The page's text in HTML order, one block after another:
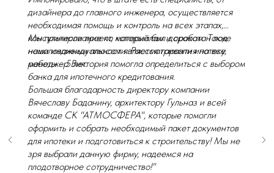
дизайнера до главного инженера, осуществляется
необходимая помощь и контроль на всех этапах,
консультирование по материалам и срокам. Также
немаловажным плюсом является гарантия на все
работы - 5 лет.
Мы принесли проект, который был доработан под
наши индивидуальности. Рассматривали ипотеку,
менеджер Виктория помогла определиться с выбором
банка для ипотечного кредитования.
Большая благодарность директору компании
Вячеславу Баданину, архитектору Гульназ и всей
команде СК "АТМОСФЕРА", которые помогли
оформить и собрать необходимый пакет документов
для ипотеки и подготовиться к строительству! Мы не
зря выбрали данную фирму, надеемся на
плодотворное сотрудничество!"